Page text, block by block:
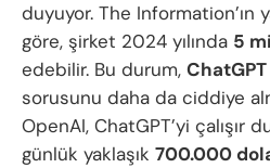
duyuyor. The Information’ın
göre, şirket 2024 yılında 5
edebilir. Bu durum,
sorusunu daha da ciddiye
OpenAI, ChatGPT’yi çalışır
günlük yaklaşık 700.000